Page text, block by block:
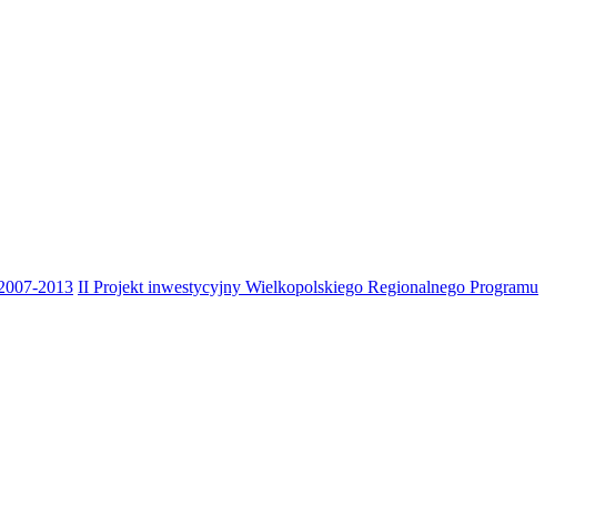
2013 II Projekt inwestycyjny Wielkopolskiego Regionalnego Programu